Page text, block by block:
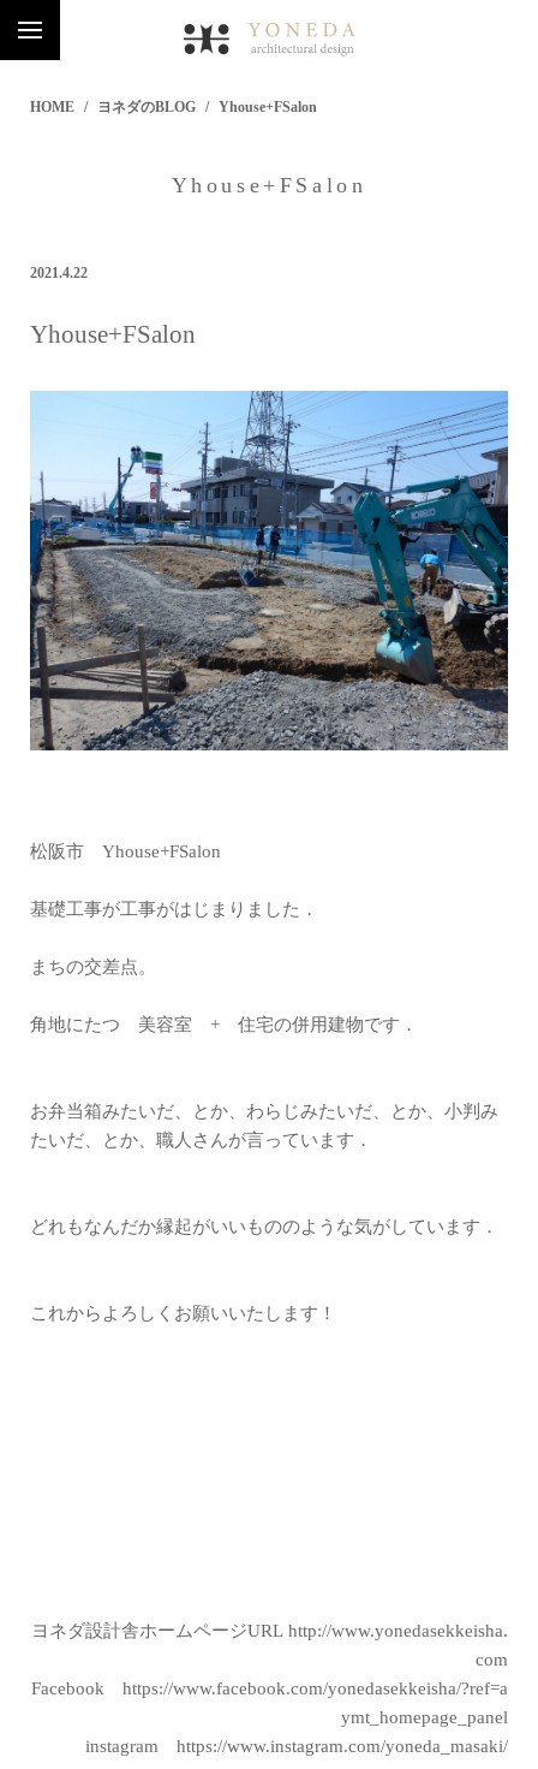
HOME ヨネダのBLOG Yhouse+FSalon
Yhouse+FSalon
2021.4.22
Yhouse+FSalon
松阪市 Yhouse+FSalon
基礎工事が工事がはじまりました．
まちの交差点。
角地にたつ 美容室 + 住宅の併用建物です．
お弁当箱みたいだ、とか、わらじみたいだ、とか、小判み
たいだ、とか、職人さんが言っています．
どれもなんだか縁起がいいもののような気がしています．
これからよろしくお願いいたします！
ヨネダ設計舎ホームページURL http://www.yonedasekkeisha.
com
Facebook https://www.facebook.com/yonedasekkeisha/?ref=a
ymt_homepage_panel
instagram https://www.instagram.com/yoneda_masaki/